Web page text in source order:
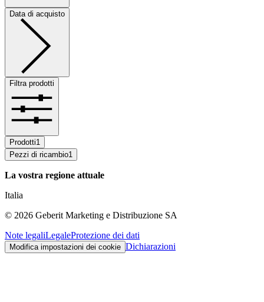
Data di acquisto
Filtra prodotti
Prodotti1
Pezzi di ricambio1
La vostra regione attuale
Italia
© 2026 Geberit Marketing e Distribuzione SA
Note legaliLegaleProtezione dei dati
Modifica impostazioni dei cookie Dichiarazioni